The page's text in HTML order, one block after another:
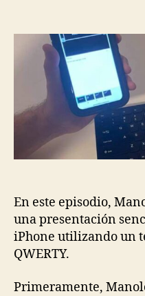
entrada
En este episodio,
una presentación
iPhone utilizando un
QWERTY.
Primeramente,